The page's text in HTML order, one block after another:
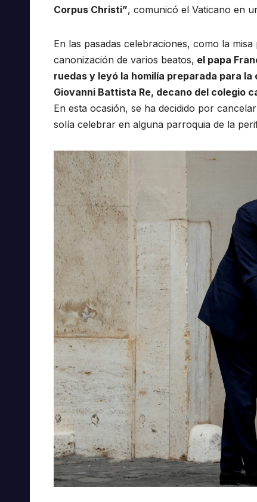
Corpus Christi”, comunicó el Vaticano en
En las pasadas celebraciones, como la
canonización de varios beatos, el papa
ruedas y leyó la homilía preparada para
Giovanni Battista Re, decano del colegio
En esta ocasión, se ha decidido por
solía celebrar en alguna parroquia de la